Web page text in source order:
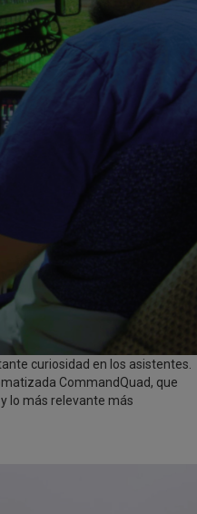
curiosidad en los asistentes.
CommandQuad, que
lo más relevante más